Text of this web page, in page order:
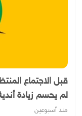
قبل الاجتماع
لم يحسم زيادة
منذ أسبوعين